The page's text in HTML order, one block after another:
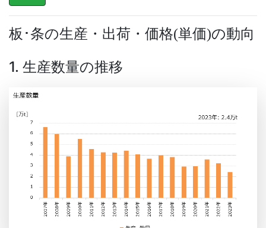
板･条の生産・出荷・価格(単価)の動向
1. 生産数量の推移